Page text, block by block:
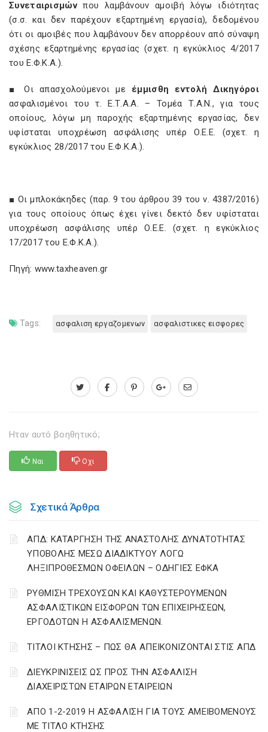
Συνεταιρισμώνπου λαμβάνουν αμοιβή λόγω ιδιότητας
(σ.σ. και δεν παρέχουν εξαρτημένη εργασία), δεδομένου
ότι οι αμοιβές που λαμβάνουν δεν απορρέουν από σύναψη
σχέσης εξαρτημένης εργασίας (σχετ. η εγκύκλιος 4/2017
του Ε.Φ.Κ.Α.).
■ Οι απασχολούμενοι με έμμισθη εντολή Δικηγόροι
ασφαλισμένοι του τ. Ε.Τ.Α.Α. – Τομέα Τ.Α.Ν., για τους
οποίους, λόγω μη παροχής εξαρτημένης εργασίας, δεν
υφίσταται υποχρέωση ασφάλισης υπέρ Ο.Ε.Ε. (σχετ. η
εγκύκλιος 28/2017 του Ε.Φ.Κ.Α.).
■ Οι μπλοκάκηδες (παρ. 9 του άρθρου 39 του ν. 4387/2016)
για τους οποίους όπως έχει γίνει δεκτό δεν υφίσταται
υποχρέωση ασφάλισης υπέρ Ο.Ε.Ε. (σχετ. η εγκύκλιος
17/2017 του Ε.Φ.Κ.Α.).
Πηγή: www.taxheaven.gr
Tags: ασφαλιση εργαζομενων ασφαλιστικες εισφορες
Ηταν αυτό βοηθητικό;
Ναι Οχι
Σχετικά Άρθρα
ΑΠΔ: ΚΑΤΑΡΓΗΣΗ ΤΗΣ ΑΝΑΣΤΟΛΗΣ ΔΥΝΑΤΟΤΗΤΑΣ
ΥΠΟΒΟΛΗΣ ΜΕΣΩ ΔΙΑΔΙΚΤΥΟΥ ΛΟΓΩ
ΛΗΞΙΠΡΟΘΕΣΜΩΝ ΟΦΕΙΛΩΝ – ΟΔΗΓΙΕΣ ΕΦΚΑ
ΡΥΘΜΙΣΗ ΤΡΕΧΟΥΣΩΝ ΚΑΙ ΚΑΘΥΣΤΕΡΟΥΜΕΝΩΝ
ΑΣΦΑΛΙΣΤΙΚΩΝ ΕΙΣΦΟΡΩΝ ΤΩΝ ΕΠΙΧΕΙΡΗΣΕΩΝ,
ΕΡΓΟΔΟΤΩΝ Η ΑΣΦΑΛΙΣΜΕΝΩΝ.
ΤΙΤΛΟΙ ΚΤΗΣΗΣ – ΠΩΣ ΘΑ ΑΠΕΙΚΟΝΙΖΟΝΤΑΙ ΣΤΙΣ ΑΠΔ
ΔΙΕΥΚΡΙΝΙΣΕΙΣ ΩΣ ΠΡΟΣ ΤΗΝ ΑΣΦΑΛΙΣΗ
ΔΙΑΧΕΙΡΙΣΤΩΝ ΕΤΑΙΡΩΝ ΕΤΑΙΡΕΙΩΝ
ΑΠΟ 1-2-2019 Η ΑΣΦΑΛΙΣΗ ΓΙΑ ΤΟΥΣ ΑΜΕΙΒΟΜΕΝΟΥΣ
ΜΕ ΤΙΤΛΟ ΚΤΗΣΗΣ